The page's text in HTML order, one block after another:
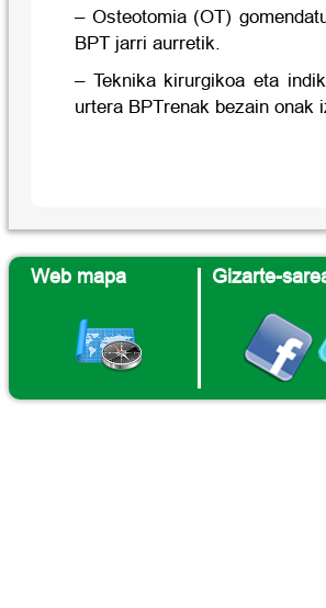
– Osteotomia (OT)
BPT jarri aurretik.
– Teknika kirurgikoa eta
urtera BPTrenak bezain onak
Web mapa Gizarte-